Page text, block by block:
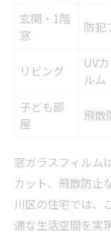
玄関・1階
窓
防犯
リビング
UV
ルム
子ども部
屋
飛散
窓ガラスフィルム
カット、飛散防止
川区の住宅では、
適な生活空間を実